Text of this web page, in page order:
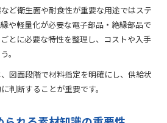
ど衛生面や耐食性が重要な用途ではステ
や軽量化が必要な電子部品・絶縁部品で
とに必要な特性を整理し、コストや入手
。
図面段階で材料指定を明確にし、供給状
判断することが重要です。